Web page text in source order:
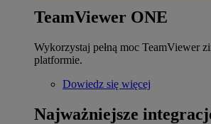
TeamViewer ONE
Wykorzystaj pełną moc TeamViewer
platformie.
Dowiedz się więcej
Najważniejsze